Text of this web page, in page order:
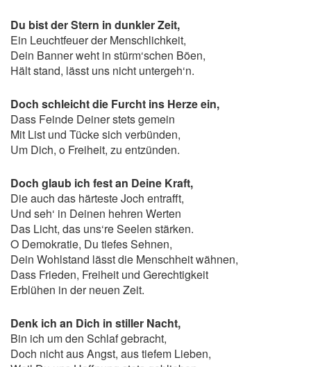
Du bist der Stern in dunkler Zeit,
Ein Leuchtfeuer der Menschlichkeit,
Dein Banner weht in stürm‘schen Böen,
Hält stand, lässt uns nicht untergeh‘n.
Doch schleicht die Furcht ins Herze ein,
Dass Feinde Deiner stets gemein
Mit List und Tücke sich verbünden,
Um Dich, o Freiheit, zu entzünden.
Doch glaub ich fest an Deine Kraft,
Die auch das härteste Joch entrafft,
Und seh‘ in Deinen hehren Werten
Das Licht, das uns‘re Seelen stärken.
O Demokratie, Du tiefes Sehnen,
Dein Wohlstand lässt die Menschheit wähnen,
Dass Frieden, Freiheit und Gerechtigkeit
Erblühen in der neuen Zeit.
Denk ich an Dich in stiller Nacht,
Bin ich um den Schlaf gebracht,
Doch nicht aus Angst, aus tiefem Lieben,